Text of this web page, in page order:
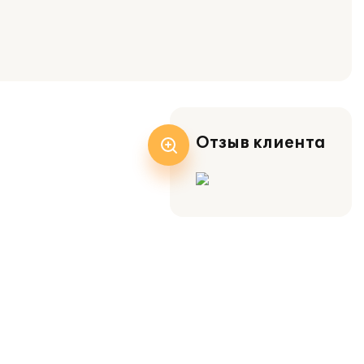
Отзыв клиента